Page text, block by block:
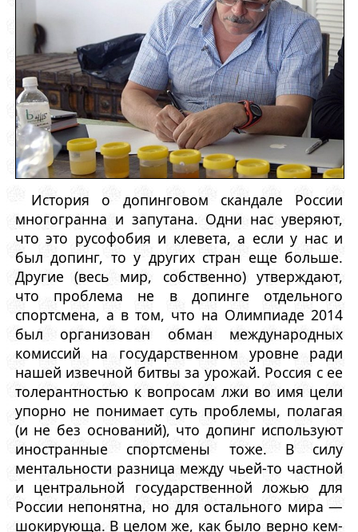
История о допинговом скандале России
многогранна и запутана. Одни нас уверяют,
что это русофобия и клевета, а если у нас и
был допинг, то у других стран еще больше.
Другие (весь мир, собственно) утверждают,
что проблема не в допинге отдельного
спортсмена, а в том, что на Олимпиаде 2014
был организован обман международных
комиссий на государственном уровне ради
нашей извечной битвы за урожай. Россия с ее
толерантностью к вопросам лжи во имя цели
упорно не понимает суть проблемы, полагая
(и не без оснований), что допинг используют
иностранные спортсмены тоже. В силу
ментальности разница между чьей-то частной
и центральной государственной ложью для
России непонятна, но для остального мира —
шокирующа. В целом же, как было верно кем-